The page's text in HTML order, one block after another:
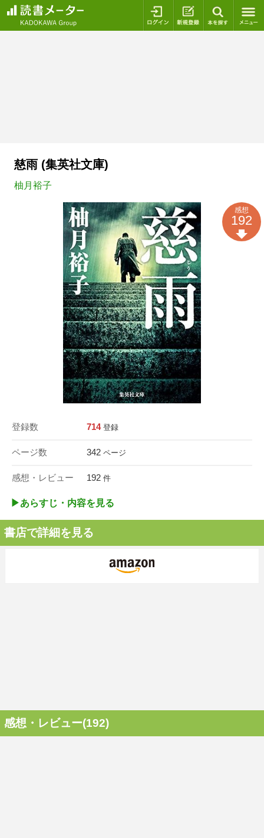
ログイン 新規登録
慈雨 (集英社文庫)
柚月裕子
登録数 714 登録
ページ数 342 ページ
感想・レビュー 192 件
感想
192
▶︎あらすじ・内容を見る
書店で詳細を見る
感想・レビュー(192)